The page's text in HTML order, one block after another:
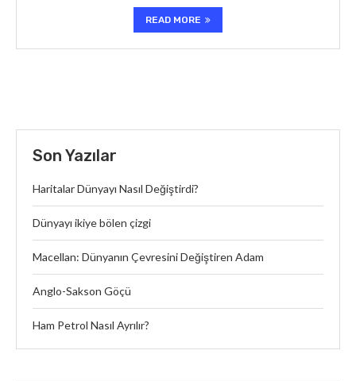
READ MORE
Son Yazılar
Haritalar Dünyayı Nasıl Değiştirdi?
Dünyayı ikiye bölen çizgi
Macellan: Dünyanın Çevresini Değiştiren Adam
Anglo-Sakson Göçü
Ham Petrol Nasıl Ayrılır?